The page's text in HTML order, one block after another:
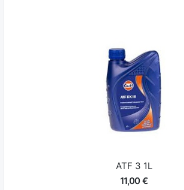
ATF 3 1L
11,00 €